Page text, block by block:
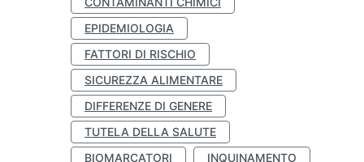
EPIDEMIOLOGIA
FATTORI DI RISCHIO
SICUREZZA ALIMENTARE
DIFFERENZE DI GENERE
TUTELA DELLA SALUTE
BIOMARCATORI
INQUINAMENTO